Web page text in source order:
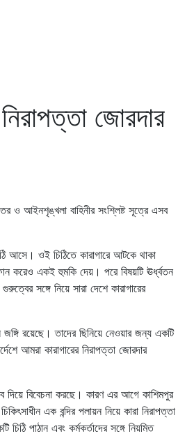
জোরদার
ও আইনশৃঙ্খলা বাহিনীর সংশ্লিষ্ট সূত্রে এসব
আসে। ওই চিঠিতে কারাগারে আটকে থাকা
করেও একই হুমকি দেয়। পরে বিষয়টি ঊর্ধ্বতন
সঙ্গে নিয়ে সারা দেশে কারাগারের
রয়েছে। তাদের ছিনিয়ে নেওয়ার জন্য একটি
আমরা কারাগারের নিরাপত্তা জোরদার
দিয়ে বিবেচনা করছে। কারণ এর আগে কাশিমপুর
এক বন্দির পলায়ন নিয়ে কারা নিরাপত্তা
পাঠান এবং কর্মকর্তাদের সঙ্গে নিয়মিত